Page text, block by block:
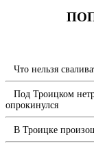
Что нельзя
Под Троицком
опрокинулся
В Троицке